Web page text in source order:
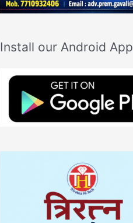
Install our Android App